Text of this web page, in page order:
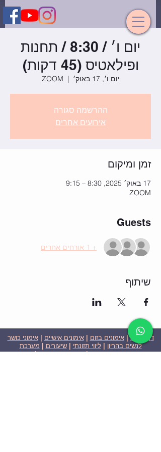
יום ו׳ / 8:30 / תחנות
ופילאטיס (45 דקות)
יום ו׳, 17 באוק׳
  |
ZOOM
ההרשמה סגורה
אירועים אחרים
זמן ומיקום
17 באוק׳ 2025, 8:30 – 9:15
ZOOM
Guests
+ 1 אורחים אחרים
שיתוף
דף הבית|אימונים בזום |אימונים אישיים |אימוני כושר
לנשים בהריון |ליווי תזונתי |שיעורים | מערכת
שבועית-אימונים בזום|תוכניות ומחירים|סרטוני